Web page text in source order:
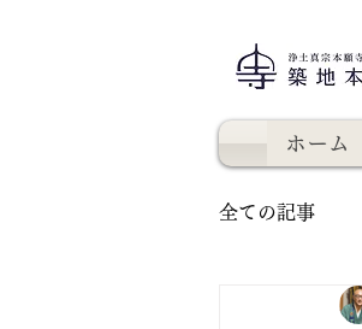
ホーム
全ての記事